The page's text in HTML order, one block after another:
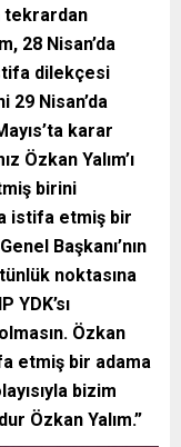
tekrardan
28 Nisan’da
dilekçesi
Nisan’da
karar
Özkan Yalım’ı
birini
istifa etmiş bir
Başkanı’nın
noktasına
YDK’sı
Özkan
etmiş bir adama
bizim
Özkan Yalım.”